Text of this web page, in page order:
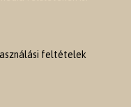
feltételek